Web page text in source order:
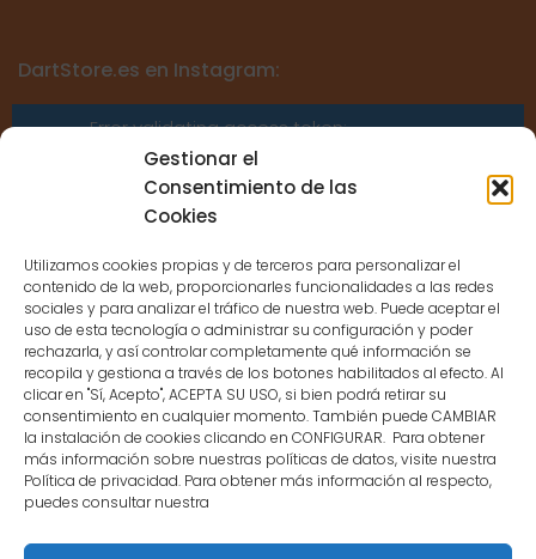
Gestionar el
Consentimiento de las
Cookies
Utilizamos cookies propias y de terceros para personalizar el
contenido de la web, proporcionarles funcionalidades a las redes
sociales y para analizar el tráfico de nuestra web. Puede aceptar el
uso de esta tecnología o administrar su configuración y poder
rechazarla, y así controlar completamente qué información se
recopila y gestiona a través de los botones habilitados al efecto. Al
clicar en "Sí, Acepto", ACEPTA SU USO, si bien podrá retirar su
consentimiento en cualquier momento. También puede CAMBIAR
la instalación de cookies clicando en CONFIGURAR. Para obtener
más información sobre nuestras políticas de datos, visite nuestra
Política de privacidad. Para obtener más información al respecto,
puedes consultar nuestra
DartStore.es en Instagram:
Error validating access token:
Sessions for the user are not allowed
because the user is not a confirmed
CONTACTO
MENÚ PRINCIPAL
MI CUENTA